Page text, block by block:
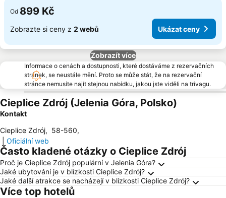
Od 899 Kč
Zobrazte si ceny z 2 webů Ukázat ceny
Zobrazít více
Informace o cenách a dostupnosti, které dostáváme z rezervačních
stránek, se neustále mění. Proto se může stát, že na rezervační
stránce nemusíte najít stejnou nabídku, jakou jste viděli na trivagu.
Cieplice Zdrój (Jelenia Góra, Polsko)
Kontakt
Cieplice Zdrój, 58-560,
Oficiální web
Často kladené otázky o Cieplice Zdrój
Proč je Cieplice Zdrój populární v Jelenia Góra?
Jaké ubytování je v blízkosti Cieplice Zdrój?
Jaké další atrakce se nacházejí v blízkosti Cieplice Zdrój?
Více top hotelů